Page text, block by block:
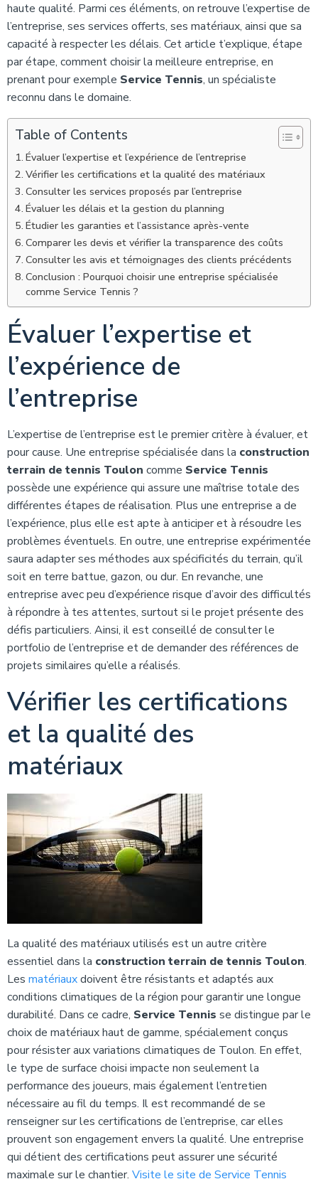
haute qualité. Parmi ces éléments, on retrouve l’expertise de
l’entreprise, ses services offerts, ses matériaux, ainsi que sa
capacité à respecter les délais. Cet article t’explique, étape
par étape, comment choisir la meilleure entreprise, en
prenant pour exemple Service Tennis, un spécialiste
reconnu dans le domaine.
Table of Contents
Évaluer l’expertise et l’expérience de l’entreprise
Vérifier les certifications et la qualité des matériaux
Consulter les services proposés par l’entreprise
Évaluer les délais et la gestion du planning
Étudier les garanties et l’assistance après-vente
Comparer les devis et vérifier la transparence des coûts
Consulter les avis et témoignages des clients précédents
Conclusion : Pourquoi choisir une entreprise spécialisée
comme Service Tennis ?
Évaluer l’expertise et
l’expérience de
l’entreprise
L’expertise de l’entreprise est le premier critère à évaluer, et
pour cause. Une entreprise spécialisée dans la construction
terrain de tennis Toulon comme Service Tennis
possède une expérience qui assure une maîtrise totale des
différentes étapes de réalisation. Plus une entreprise a de
l’expérience, plus elle est apte à anticiper et à résoudre les
problèmes éventuels. En outre, une entreprise expérimentée
saura adapter ses méthodes aux spécificités du terrain, qu’il
soit en terre battue, gazon, ou dur. En revanche, une
entreprise avec peu d’expérience risque d’avoir des difficultés
à répondre à tes attentes, surtout si le projet présente des
défis particuliers. Ainsi, il est conseillé de consulter le
portfolio de l’entreprise et de demander des références de
projets similaires qu’elle a réalisés.
Vérifier les certifications
et la qualité des
matériaux
La qualité des matériaux utilisés est un autre critère
essentiel dans la construction terrain de tennis Toulon.
Les matériauxdoivent être résistants et adaptés aux
conditions climatiques de la région pour garantir une longue
durabilité. Dans ce cadre, Service Tennis se distingue par le
choix de matériaux haut de gamme, spécialement conçus
pour résister aux variations climatiques de Toulon. En effet,
le type de surface choisi impacte non seulement la
performance des joueurs, mais également l’entretien
nécessaire au fil du temps. Il est recommandé de se
renseigner sur les certifications de l’entreprise, car elles
prouvent son engagement envers la qualité. Une entreprise
qui détient des certifications peut assurer une sécurité
maximale sur le chantier. Visite le site de Service Tennis